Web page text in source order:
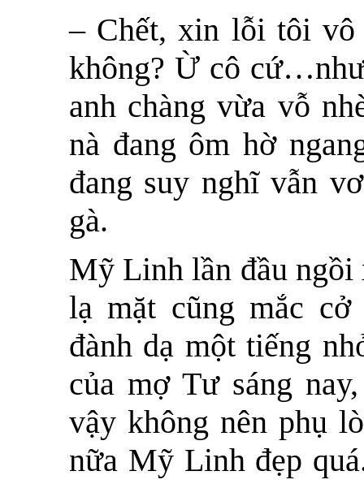
– Chết, xin lỗi tôi
không? Ừ cô
anh chàng vừa vỗ
nà đang ôm hờ
đang suy nghĩ vẫn
gà.
Mỹ Linh lần đầu ngồi
lạ mặt cũng mắc
đành dạ một tiếng
của mợ Tư sáng
vậy không nên phụ
nữa Mỹ Linh đẹp